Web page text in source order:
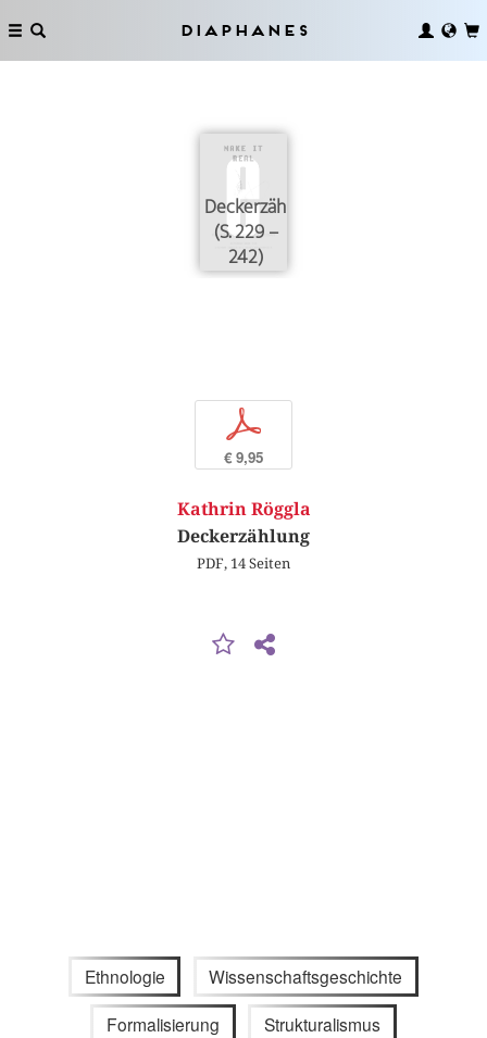
Diaphanes
Deckerzählung
(S. 229 –
242)
p
€ 9,95
Kathrin Röggla
Deckerzählung
PDF, 14 Seiten
Ethnologie Wissenschaftsgeschichte
Formalisierung Strukturalismus